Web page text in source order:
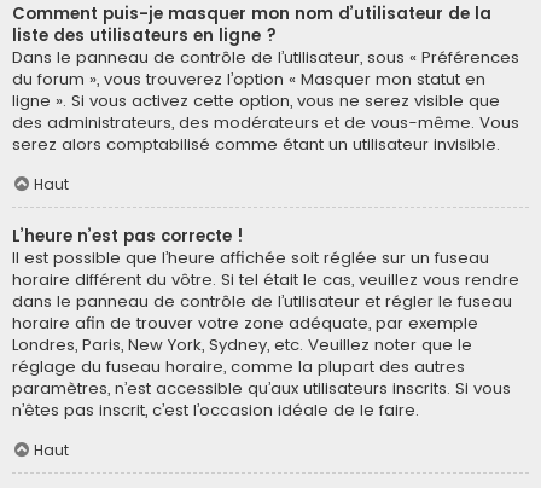
Comment puis-je masquer mon nom d’utilisateur de la
liste des utilisateurs en ligne ?
Dans le panneau de contrôle de l’utilisateur, sous « Préférences
du forum », vous trouverez l’option « Masquer mon statut en
ligne ». Si vous activez cette option, vous ne serez visible que
des administrateurs, des modérateurs et de vous-même. Vous
serez alors comptabilisé comme étant un utilisateur invisible.
Haut
L’heure n’est pas correcte !
Il est possible que l’heure affichée soit réglée sur un fuseau
horaire différent du vôtre. Si tel était le cas, veuillez vous rendre
dans le panneau de contrôle de l’utilisateur et régler le fuseau
horaire afin de trouver votre zone adéquate, par exemple
Londres, Paris, New York, Sydney, etc. Veuillez noter que le
réglage du fuseau horaire, comme la plupart des autres
paramètres, n’est accessible qu’aux utilisateurs inscrits. Si vous
n’êtes pas inscrit, c’est l’occasion idéale de le faire.
Haut